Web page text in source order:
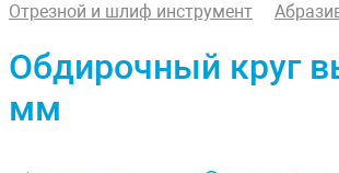
Отрезной и шлиф инструмент
Обдирочный круг
мм